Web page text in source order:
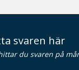
svaren här
du svaren på